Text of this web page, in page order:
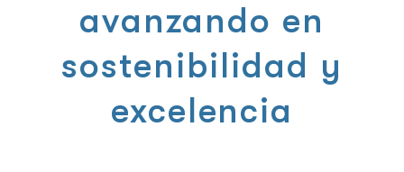
avanzando en
sostenibilidad y
excelencia